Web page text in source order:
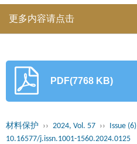
更多内容请点击
PDF(7768 KB)
材料保护 ›› 2024, Vol. 57 ›› Issue (6)
10.16577/j.issn.1001-1560.2024.0125